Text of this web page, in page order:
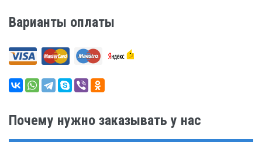
Варианты оплаты
Почему нужно заказывать у нас